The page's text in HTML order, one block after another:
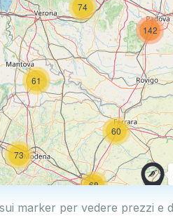
74
61
142
73
68
60
0.769 €marker per vedere prezzi e